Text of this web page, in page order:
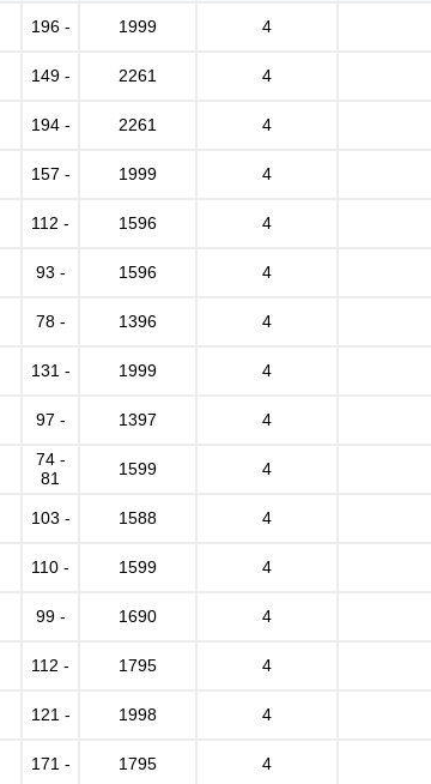
196 - 1999 4
149 - 2261 4
194 - 2261 4
157 - 1999 4
112 - 1596 4
93 - 1596 4
78 - 1396 4
131 - 1999 4
97 - 1397 4
74 -
81
1599 4
103 - 1588 4
110 - 1599 4
99 - 1690 4
112 - 1795 4
121 - 1998 4
171 - 1795 4